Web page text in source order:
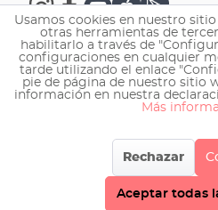
Copyright © 2026 EHEIM GmbH & Co.
Usamos cookies en nuestro
otras herramientas de
habilitarlo a través de
configuraciones en cualquier
tarde utilizando el enlace
pie de página de nuestro sitio
información en nuestra
Más
Rechazar
Aceptar todas